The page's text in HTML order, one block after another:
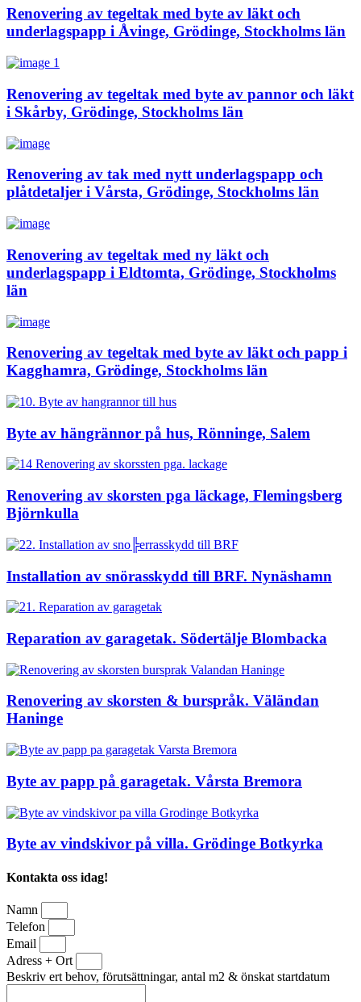
Renovering av tegeltak med byte av läkt och
underlagspapp i Åvinge, Grödinge, Stockholms län
Renovering av tegeltak med byte av pannor och läkt
i Skårby, Grödinge, Stockholms län
Renovering av tak med nytt underlagspapp och
plåtdetaljer i Vårsta, Grödinge, Stockholms län
Renovering av tegeltak med ny läkt och
underlagspapp i Eldtomta, Grödinge, Stockholms
län
Renovering av tegeltak med byte av läkt och papp i
Kagghamra, Grödinge, Stockholms län
Byte av hängrännor på hus, Rönninge, Salem
Renovering av skorsten pga läckage, Flemingsberg
Björnkulla
Installation av snörasskydd till BRF. Nynäshamn
Reparation av garagetak. Södertälje Blombacka
Renovering av skorsten & burspråk. Väländan
Haninge
Byte av papp på garagetak. Vårsta Bremora
Byte av vindskivor på villa. Grödinge Botkyrka
Kontakta oss idag!
Namn
Telefon
Email
Adress + Ort
Beskriv ert behov, förutsättningar, antal m2 & önskat startdatum